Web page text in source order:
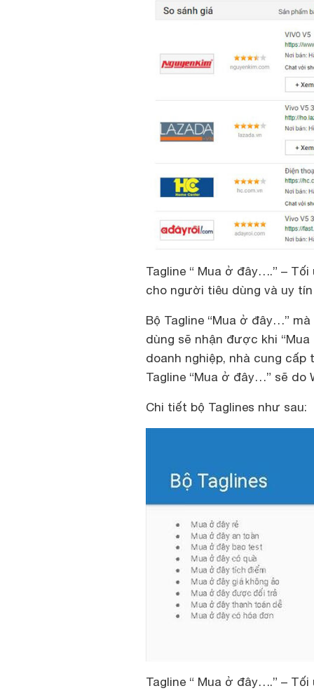
Tagline “ Mua ở đây….” –
cho người tiêu dùng và uy
Bộ Tagline “Mua ở đây…”
dùng sẽ nhận được khi
doanh nghiệp, nhà cung cấp
Tagline “Mua ở đây…” sẽ do
Chi tiết bộ Taglines như sau:
Tagline “ Mua ở đây….” –